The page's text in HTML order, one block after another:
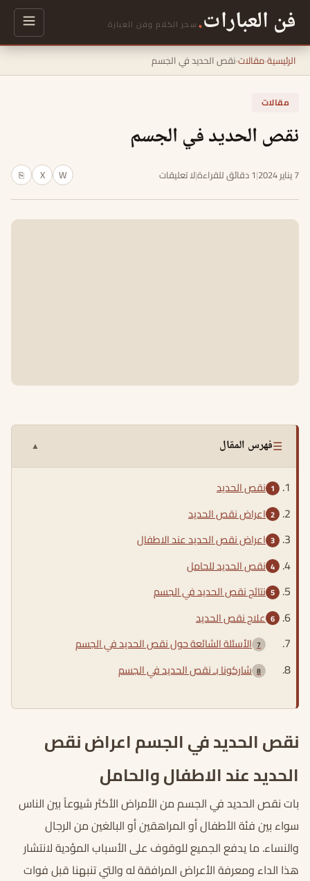
فن العبارات. سحر الكلام وفن العبارة
الرئيسية›مقالات›نقص الحديد في الجسم
مقالات
نقص الحديد في الجسم
7 يناير 2024 |1 دقائق للقراءة |لا تعليقات W
X
⎘
☰فهرس المقال ▲
نقص الحديد
اعراض نقص الحديد
اعراض نقص الحديد عند الاطفال
نقص الحديد للحامل
نتائج نقص الحديد في الجسم
علاج نقص الحديد
الأسئلة الشائعة حول نقص الحديد في الجسم
شاركونا بـ نقص الحديد في الجسم
نقص الحديد في الجسم اعراض نقص
الحديد عند الاطفال والحامل
بات نقص الحديد في الجسم من الأمراض الأكثر شيوعاً بين الناس
سواء بين فئة الأطفال أو المراهقين أو البالغين من الرجال
والنساء. ما يدفع الجميع للوقوف على الأسباب المؤدية لانتشار
هذا الداء ومعرفة الأعراض المرافقة له والتي تنبهنا قبل فوات